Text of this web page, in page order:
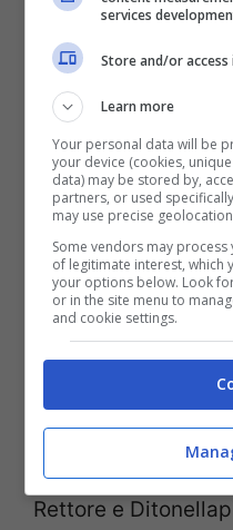
Una gaffe
si è
“riconoscere” la
che nulla ha a che
Rettore e
services
Store and/or
Learn more
Your personal data will be
your device (cookies,
data) may be stored by,
partners, or used
may use precise
Some vendors may
of legitimate interest, which
your options below. Look
or in the site menu to
and cookie settings.